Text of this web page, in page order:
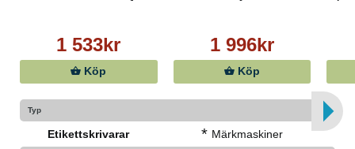
(100 standard adressetiketter + rulle för svart/röd text
62 mm bred löpande 5 meter)
1 533kr
Köp
1 996kr
Köp
Typ
Etikettskrivarar * Märkmaskiner